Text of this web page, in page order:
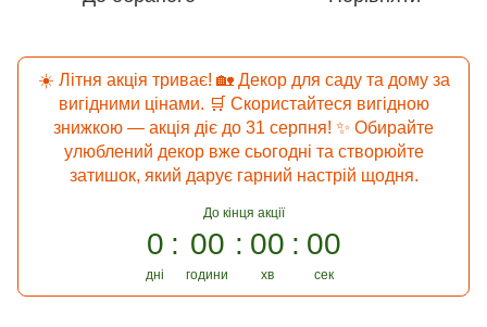
☀️ Літня акція триває! 🏡 Декор для саду та дому за
вигідними цінами. 🛒 Скористайтеся вигідною
знижкою — акція діє до 31 серпня! ✨ Обирайте
улюблений декор вже сьогодні та створюйте
затишок, який дарує гарний настрій щодня.
До кінця акції
0
дні
00
години
00
хв
00
сек